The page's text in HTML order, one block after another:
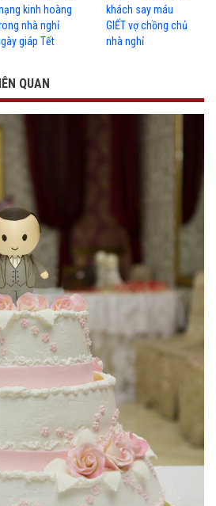
kinh hoàng
nhà nghỉ
giáp Tết
khách say máu
GIẾT vợ chồng chủ
nhà nghỉ
QUAN